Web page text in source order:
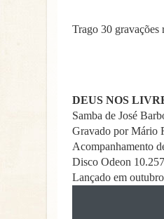
Trago 30
DEUS NOS
Samba de José
Gravado por Mário
Acompanhamento
Disco Odeon
Lançado em